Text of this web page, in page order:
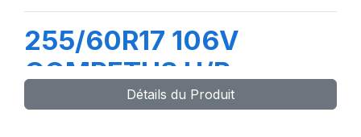
255/60R17 106V
COMPETUS H/P
Détails du Produit